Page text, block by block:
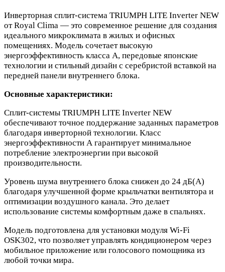
Инверторная сплит-система TRIUMPH LITE Inverter NEW
от Royal Clima — это современное решение для создания
идеального микроклимата в жилых и офисных
помещениях. Модель сочетает высокую
энергоэффективность класса А, передовые японские
технологии и стильный дизайн с серебристой вставкой на
передней панели внутреннего блока.
Основные характеристики:
Сплит-системы TRIUMPH LITE Inverter NEW
обеспечивают точное поддержание заданных параметров
благодаря инверторной технологии. Класс
энергоэффективности А гарантирует минимальное
потребление электроэнергии при высокой
производительности.
Уровень шума внутреннего блока снижен до 24 дБ(А)
благодаря улучшенной форме крыльчатки вентилятора и
оптимизации воздушного канала. Это делает
использование системы комфортным даже в спальнях.
Модель подготовлена для установки модуля Wi-Fi
OSK302, что позволяет управлять кондиционером через
мобильное приложение или голосового помощника из
любой точки мира.